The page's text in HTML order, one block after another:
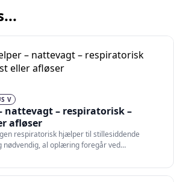
V
nattevagt – respiratorisk –
afløser
respiratorisk hjælper til stillesiddende
nødvendig, al oplæring foregår ved…